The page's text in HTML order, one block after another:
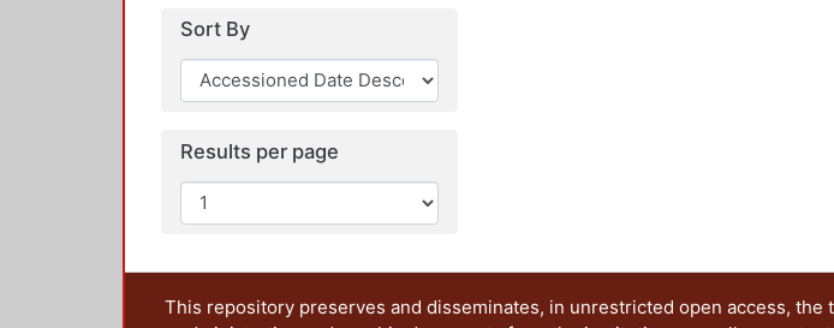
Sort By
Results per page
This repository preserves and disseminates, in unrestricted open access,